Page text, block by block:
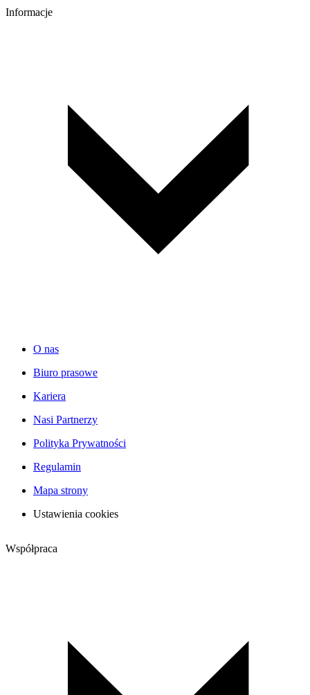
Informacje
O nas
Biuro prasowe
Kariera
Nasi Partnerzy
Polityka Prywatności
Regulamin
Mapa strony
Ustawienia cookies
Współpraca